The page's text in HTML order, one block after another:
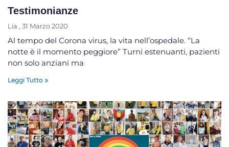
Testimonianze
Lia 31 Marzo 2020
Al tempo del Corona virus, la vita nell’ospedale. “La
notte è il momento peggiore” Turni estenuanti, pazienti
non solo anziani ma
Leggi Tutto »